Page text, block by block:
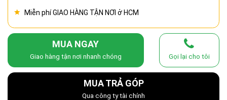
Miễn phí GIAO HÀNG TẬN NƠI ở HCM
MUA NGAY
Giao hàng tận nơi nhanh chóng Gọi lại cho tôi
MUA TRẢ GÓP
Qua công ty tài chính